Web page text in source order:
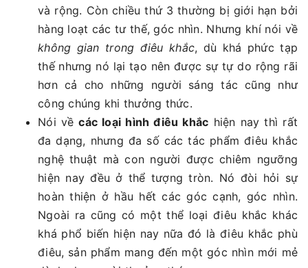
và rộng. Còn chiều thứ 3 thường bị giới hạn bởi
hàng loạt các tư thế, góc nhìn. Nhưng khí nói về
không gian trong điêu khắc, dù khá phức tạp
thế nhưng nó lại tạo nên được sự tự do rộng rãi
hơn cả cho những người sáng tác cũng như
công chúng khi thưởng thức.
Nói vềcác loại hình điêu khắc hiện nay thì rất
đa dạng, nhưng đa số các tác phẩm điêu khắc
nghệ thuật mà con người được chiêm ngưỡng
hiện nay đều ở thể tượng tròn. Nó đòi hỏi sự
hoàn thiện ở hầu hết các góc cạnh, góc nhìn.
Ngoài ra cũng có một thể loại điêu khắc khác
khá phổ biến hiện nay nữa đó là điêu khắc phù
điêu, sản phẩm mang đến một góc nhìn mới mẻ